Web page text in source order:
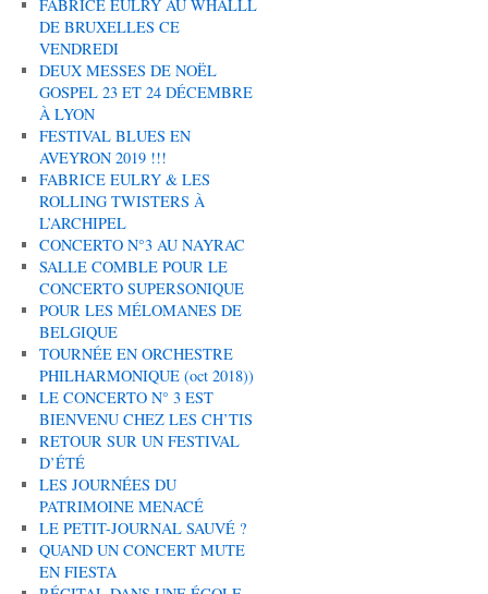
FABRICE EULRY AU WHALLL
DE BRUXELLES CE
VENDREDI
DEUX MESSES DE NOËL
GOSPEL 23 ET 24 DÉCEMBRE
À LYON
FESTIVAL BLUES EN
AVEYRON 2019 !!!
FABRICE EULRY & LES
ROLLING TWISTERS À
L’ARCHIPEL
CONCERTO N°3 AU NAYRAC
SALLE COMBLE POUR LE
CONCERTO SUPERSONIQUE
POUR LES MÉLOMANES DE
BELGIQUE
TOURNÉE EN ORCHESTRE
PHILHARMONIQUE (oct 2018))
LE CONCERTO N° 3 EST
BIENVENU CHEZ LES CH’TIS
RETOUR SUR UN FESTIVAL
D’ÉTÉ
LES JOURNÉES DU
PATRIMOINE MENACÉ
LE PETIT-JOURNAL SAUVÉ ?
QUAND UN CONCERT MUTE
EN FIESTA